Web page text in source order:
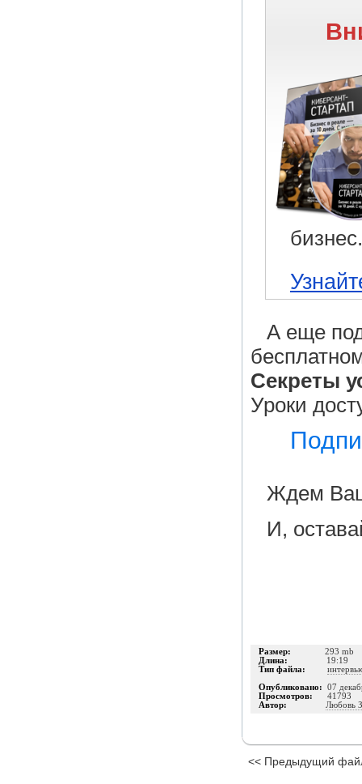
бизнес.
А еще
Секреты
Уроки
Ждем
И,
Размер: 293 mb
Длина: 19:19
Тип файла:
Опубликовано: 07
Просмотров: 41793
Автор: Любовь
<< Предыдущий